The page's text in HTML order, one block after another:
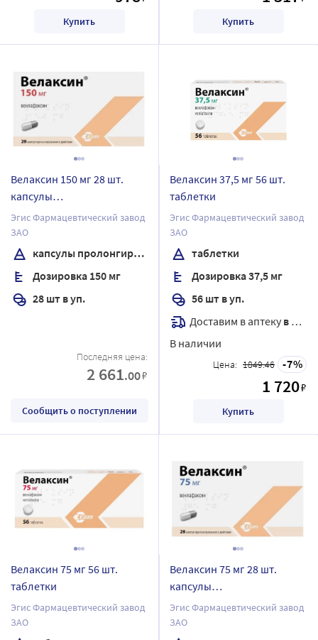
Купить Купить
Велаксин 150 мг 28 шт.
капсулы
пролонгированного
действия
Эгис Фармацевтический завод
ЗАО
капсулы пролонгированного действия
Дозировка 150 мг
28 шт в уп.
Последняя цена:
2 661.00₽
Сообщить о поступлении
Велаксин 37,5 мг 56 шт.
таблетки
Эгис Фармацевтический завод
ЗАО
таблетки
Дозировка 37,5 мг
56 шт в уп.
Доставим в аптеку в течение 7 дней
В наличии
Цена: 1849.46 7
1 720₽
Купить
Велаксин 75 мг 56 шт.
таблетки
Эгис Фармацевтический завод
ЗАО
Велаксин 75 мг 28 шт.
капсулы
пролонгированного
действия
Эгис Фармацевтический завод
ЗАО